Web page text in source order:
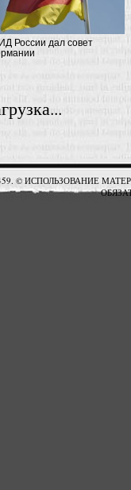
России дал совет
© ИСПОЛЬЗОВАНИЕ